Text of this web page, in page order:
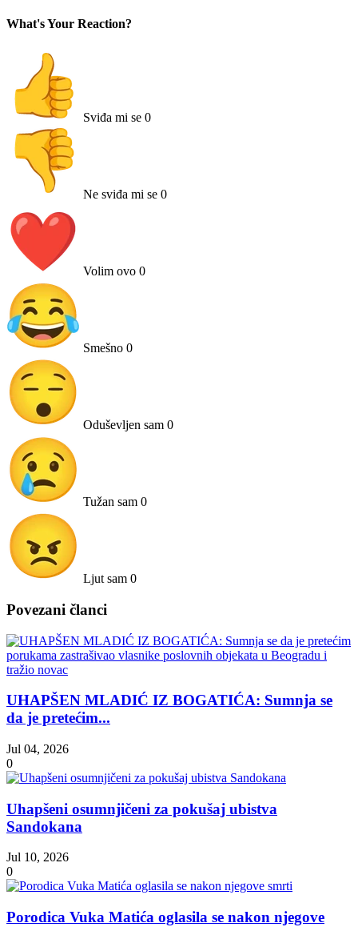
What's Your Reaction?
Sviđa mi se 0
Ne sviđa mi se 0
Volim ovo 0
Smešno 0
Oduševljen sam 0
Tužan sam 0
Ljut sam 0
Povezani članci
UHAPŠEN MLADIĆ IZ BOGATIĆA: Sumnja se
da je pretećim...
Jul 04, 2026
0
Uhapšeni osumnjičeni za pokušaj ubistva
Sandokana
Jul 10, 2026
0
Porodica Vuka Matića oglasila se nakon njegove